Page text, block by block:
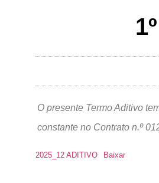
O presente Termo Aditivo
constante no Contrato n.º
2025_12 ADITIVO Baixar